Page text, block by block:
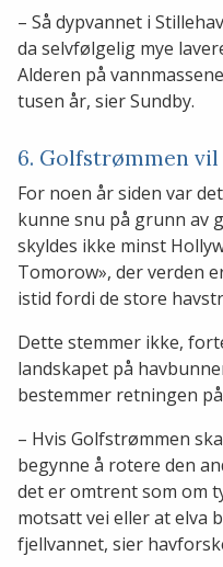
– Så dypvannet i
da selvfølgelig mye
Alderen på
tusen år, sier Sundby.
6. Golfstrømmen
For noen år siden var
kunne snu på grunn av
skyldes ikke minst
Tomorow», der verden
istid fordi de store
Dette stemmer ikke,
landskapet på
bestemmer retningen
– Hvis Golfstrømmen
begynne å rotere den
det er omtrent som om
motsatt vei eller at elva
fjellvannet, sier